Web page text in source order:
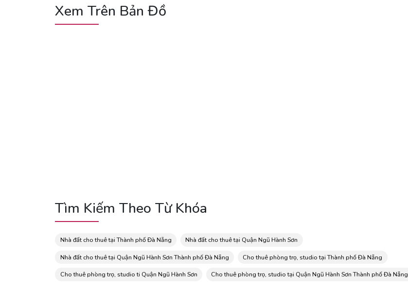
Xem Trên Bản Đồ
Tìm Kiếm Theo Từ Khóa
Nhà đất cho thuê tại Thành phố Đà Nẵng Nhà đất cho thuê tại Quận Ngũ Hành Sơn
Nhà đất cho thuê tại Quận Ngũ Hành Sơn Thành phố Đà Nẵng Cho thuê phòng trọ, studio tại Thành phố Đà Nẵng
Cho thuê phòng trọ, studio ti Quận Ngũ Hành Sơn Cho thuê phòng trọ, studio tại Quận Ngũ Hành Sơn Thành phố Đà Nẵng